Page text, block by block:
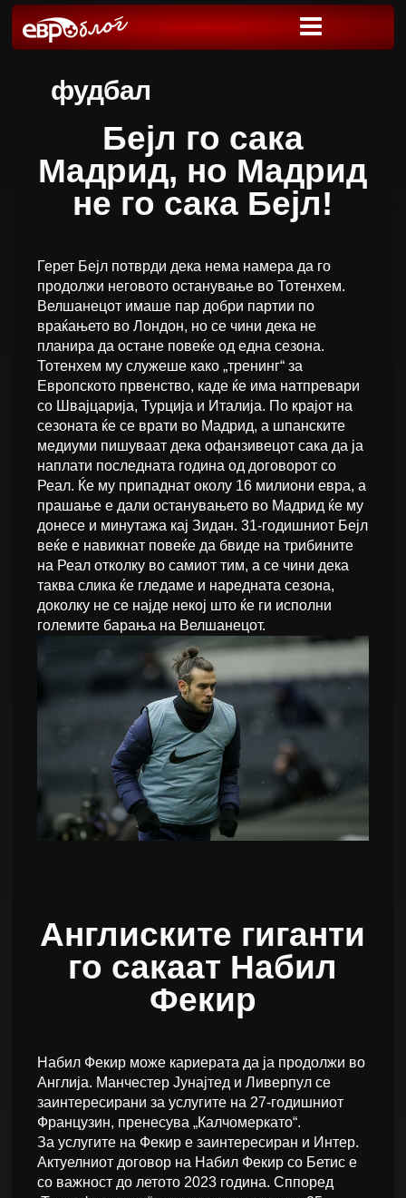
фудбал
Бејл го сака
Мадрид, но Мадрид
не го сака Бејл!
Герет Бејл потврди дека нема намера да го
продолжи неговото останување во Тотенхем.
Велшанецот имаше пар добри партии по
враќањето во Лондон, но се чини дека не
планира да остане повеќе од една сезона.
Тотенхем му служеше како „тренинг“ за
Европското првенство, каде ќе има натпревари
со Швајцарија, Турција и Италија. По крајот на
сезоната ќе се врати во Мадрид, а шпанските
медиуми пишуваат дека офанзивецот сака да ја
наплати последната година од договорот со
Реал. Ќе му припаднат околу 16 милиони евра, а
прашање е дали останувањето во Мадрид ќе му
донесе и минутажа кај Зидан. 31-годишниот Бејл
веќе е навикнат повеќе да бвиде на трибините
на Реал отколку во самиот тим, а се чини дека
таква слика ќе гледаме и наредната сезона,
доколку не се најде некој што ќе ги исполни
големите барања на Велшанецот.
Англиските гиганти
го сакаат Набил
Фекир
Набил Фекир може кариерата да ја продолжи во
Англија. Манчестер Јунајтед и Ливерпул се
заинтересирани за услугите на 27-годишниот
Французин, пренесува „Калчомеркато“.
За услугите на Фекир е заинтересиран и Интер.
Актуелниот договор на Набил Фекир со Бетис е
со важност до летото 2023 година. Сппоред